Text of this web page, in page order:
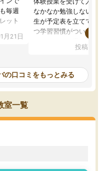
毎週
ット
まし
も気
以上の
受験ま
しな
月21日
なかなか勉強しない息子
生が予定表を立ててくれ
つ学習習慣がついてきま
指導が無い日も予定表
問できるのでとても助か
投稿日：
の口コミをもっとみる
室一覧